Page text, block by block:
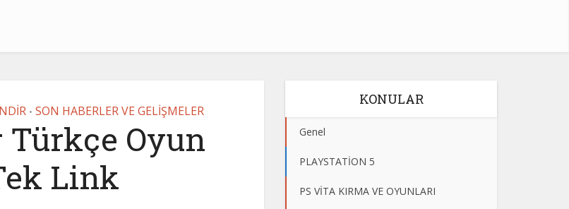
• SON HABERLER VE GELİŞMELER
Türkçe Oyun
Link
KONULAR
Genel
PLAYSTATİON 5
PS VİTA KIRMA VE OYUNLARI